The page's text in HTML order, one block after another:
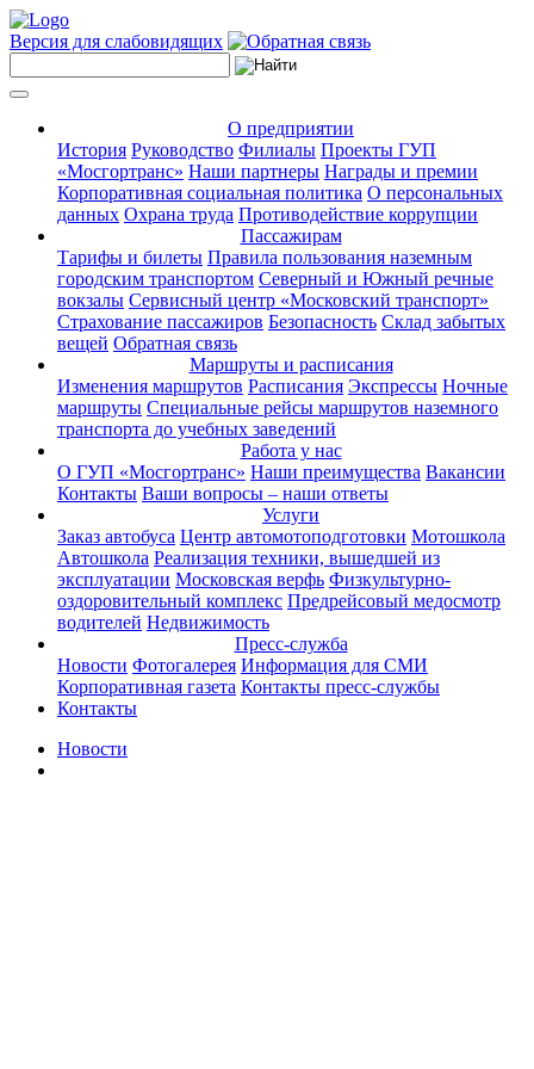
Версия для слабовидящих
О предприятии
История Руководство Филиалы Проекты ГУП
«Мосгортранс» Наши партнеры Награды и премии
Корпоративная социальная политика О персональных
данных Охрана труда Противодействие коррупции
Пассажирам
Тарифы и билеты Правила пользования наземным
городским транспортом Северный и Южный речные
вокзалы Сервисный центр «Московский транспорт»
Страхование пассажиров Безопасность Склад забытых
вещей Обратная связь
Маршруты и расписания
Изменения маршрутов Расписания Экспрессы Ночные
маршруты Специальные рейсы маршрутов наземного
транспорта до учебных заведений
Работа у нас
О ГУП «Мосгортранс» Наши преимущества Вакансии
Контакты Ваши вопросы – наши ответы
Услуги
Заказ автобуса Центр автомотоподготовки Мотошкола
Автошкола Реализация техники, вышедшей из
эксплуатации Московская верфь Физкультурно-
оздоровительный комплекс Предрейсовый медосмотр
водителей Недвижимость
Пресс-служба
Новости Фотогалерея Информация для СМИ
Корпоративная газета Контакты пресс-службы
Контакты
Новости